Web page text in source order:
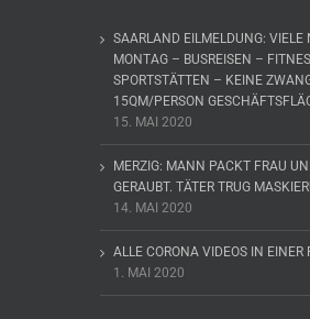
SAARLAND EILMELDUNG: VIELE
MONTAG – BUSREISEN –
SPORTSTÄTTEN – KEINE
15QM/PERSON
15. MAI 2020
MERZIG: MANN PACKT FRAU
GERAUBT. TÄTER TRUG
14. MAI 2020
ALLE CORONA VIDEOS IN EINER
1. MAI 2020